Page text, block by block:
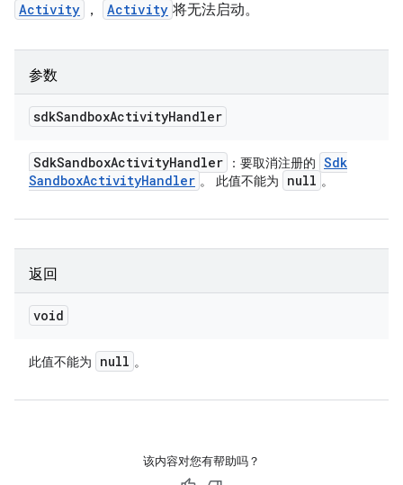
Activity ， Activity 将无法启动。
参数
sdkSandboxActivityHandler
SdkSandboxActivityHandler ：要取消注册的 Sdk
SandboxActivityHandler 。 此值不能为 null 。
返回
void
此值不能为 null 。
该内容对您有帮助吗？